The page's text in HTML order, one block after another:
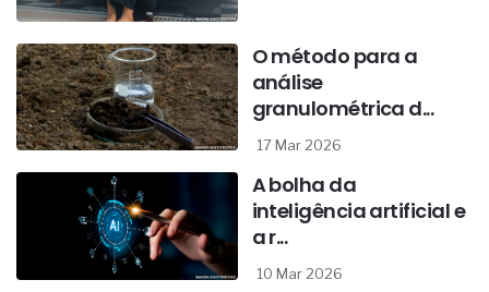
O método para a
análise
granulométrica d...
17 Mar 2026
A bolha da
inteligência artificial e
a r...
10 Mar 2026